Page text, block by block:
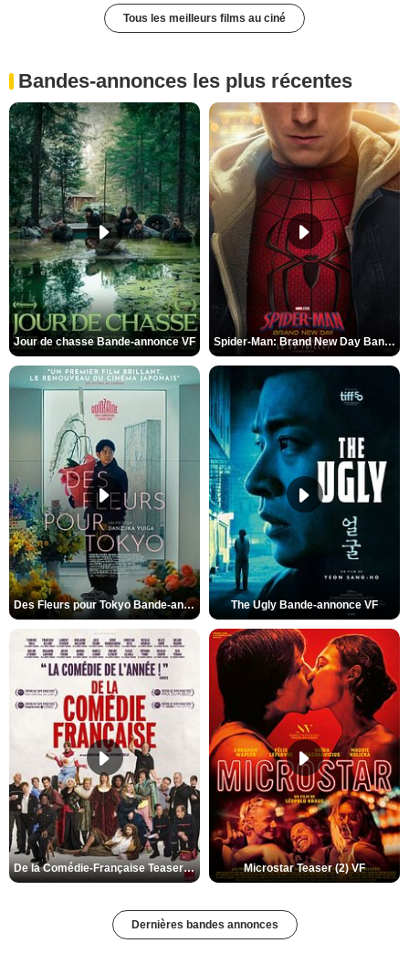
Tous les meilleurs films au ciné
Bandes-annonces les plus récentes
Jour de chasse Bande-annonce VF Spider-Man: Brand New Day Bande-annonce (3) VO STFR
Des Fleurs pour Tokyo Bande-annonce VO STFR The Ugly Bande-annonce VF
De la Comédie-Française Teaser (3) VF Microstar Teaser (2) VF
Dernières bandes annonces